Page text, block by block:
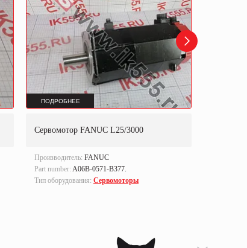
ПОДРОБНЕЕ
Сервомотор FANUC L25/3000
Производитель: FANUC
Part number: A06B-0571-B377.
Тип оборудования: Сервомоторы